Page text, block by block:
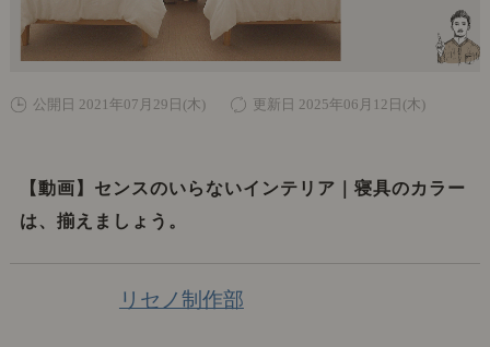
公開日 2021年07月29日(木) 更新日 2025年06月12日(木)
【動画】センスのいらないインテリア｜寝具のカラー
は、揃えましょう。
リセノ制作部